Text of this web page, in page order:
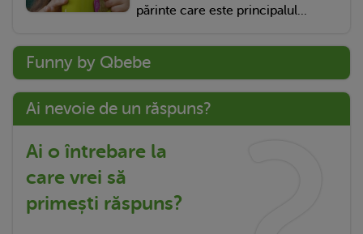
părinte care este principalul...
Funny by Qbebe
Ai nevoie de un răspuns?
Ai o întrebare la
care vrei să
primești răspuns?